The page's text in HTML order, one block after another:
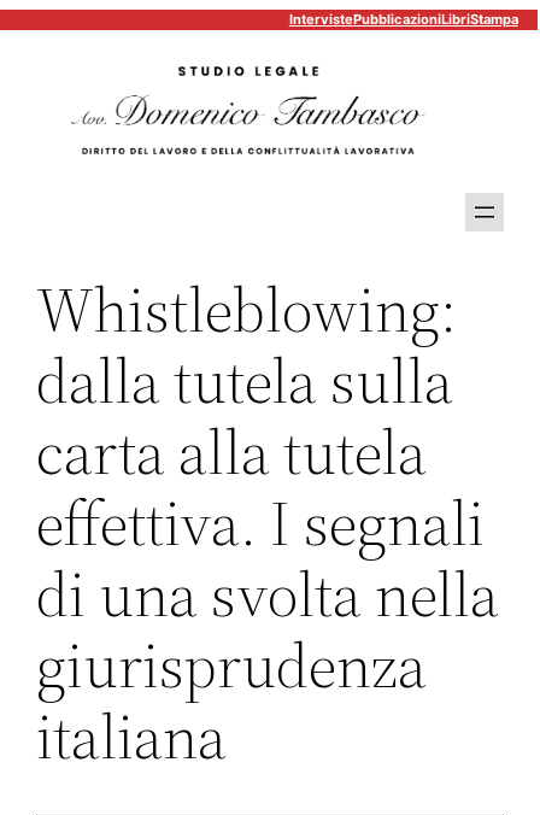
Vai
IntervistePubblicazioniLibriStampa
Whistleblowing:
dalla tutela sulla
carta alla tutela
effettiva. I segnali
di una svolta nella
giurisprudenza
italiana